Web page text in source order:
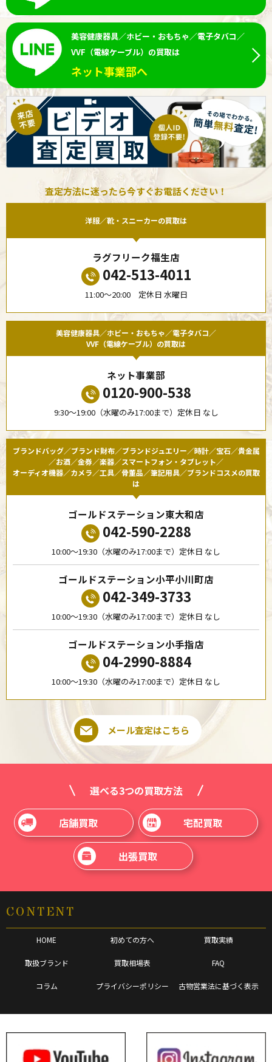
美容健康器具／ホビー・おもちゃ／電子タバコ／
VVF（電線ケーブル）の買取は
ネット事業部へ
査定方法に迷ったら今すぐお電話ください！
洋服／靴・スニーカーの買取は
ラグフリーク福生店
042-513-4011
11:00〜20:00 定休日 水曜日
美容健康器具／ホビー・おもちゃ／電子タバコ／
VVF（電線ケーブル）の買取は
ネット事業部
0120-900-538
9:30〜19:00（水曜のみ17:00まで）定休日 なし
ブランドバッグ／ブランド財布／ブランドジュエリー／時計／宝石／貴金属
／お酒／金券／楽器／スマートフォン・タブレット／
オーディオ機器／カメラ／工具／骨董品／筆記用具／ブランドコスメの買取
は
ゴールドステーション東大和店
042-590-2288
10:00〜19:30（水曜のみ17:00まで）定休日 なし
ゴールドステーション小平小川町店
042-349-3733
10:00〜19:30（水曜のみ17:00まで）定休日 なし
ゴールドステーション小手指店
04-2990-8884
10:00〜19:30（水曜のみ17:00まで）定休日 なし
メール査定はこちら
選べる3つの買取方法
店舗買取 宅配買取
出張買取
CONTENT
HOME 初めての方へ 買取実績
取扱ブランド 買取相場表 FAQ
コラム プライバシーポリシー 古物営業法に基づく表示